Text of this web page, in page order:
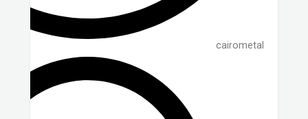
cairometal